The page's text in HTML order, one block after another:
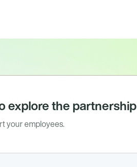
explore the partnership
your employees.